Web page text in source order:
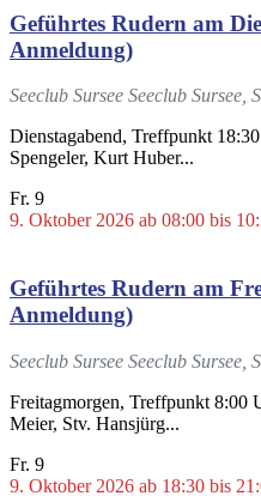
Geführtes Rudern am
Anmeldung)
Seeclub Sursee Seeclub Sursee,
Dienstagabend, Treffpunkt
Spengeler, Kurt Huber...
Fr. 9
9. Oktober 2026 ab 08:00 bis
Geführtes Rudern am
Anmeldung)
Seeclub Sursee Seeclub Sursee,
Freitagmorgen, Treffpunkt 8:00
Meier, Stv. Hansjürg...
Fr. 9
9. Oktober 2026 ab 18:30 bis